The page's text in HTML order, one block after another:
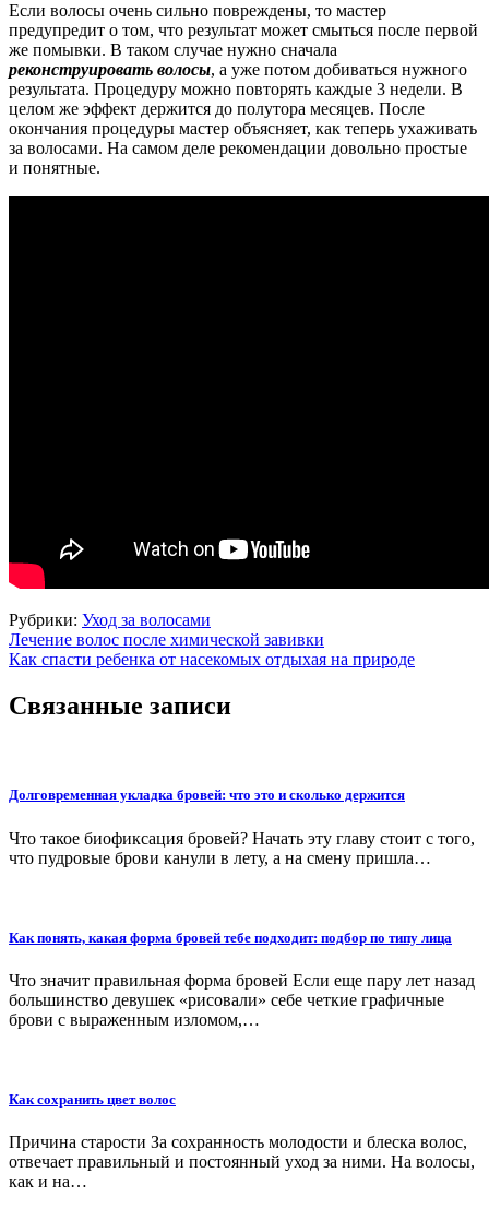
Если волосы очень сильно повреждены, то мастер
предупредит о том, что результат может смыться после первой
же помывки. В таком случае нужно сначала
реконструировать волосы, а уже потом добиваться нужного
результата. Процедуру можно повторять каждые 3 недели. В
целом же эффект держится до полутора месяцев. После
окончания процедуры мастер объясняет, как теперь ухаживать
за волосами. На самом деле рекомендации довольно простые
и понятные.
Рубрики: Уход за волосами
Навигация
по
записям
Лечение волос после химической завивки
Как спасти ребенка от насекомых отдыхая на природе
Связанные записи
Долговременная укладка бровей: что это и сколько держится
Что такое биофиксация бровей? Начать эту главу стоит с того,
что пудровые брови канули в лету, а на смену пришла…
Как понять, какая форма бровей тебе подходит: подбор по типу лица
Что значит правильная форма бровей Если еще пару лет назад
большинство девушек «рисовали» себе четкие графичные
брови с выраженным изломом,…
Как сохранить цвет волос
Причина старости За сохранность молодости и блеска волос,
отвечает правильный и постоянный уход за ними. На волосы,
как и на…